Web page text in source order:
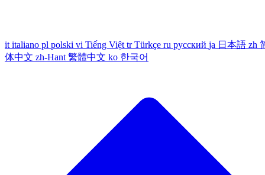
it italiano pl polski vi Tiếng Việt tr Türkçe ru русский ja 日本語 zh
体中文 zh-Hant 繁體中文 ko 한국어